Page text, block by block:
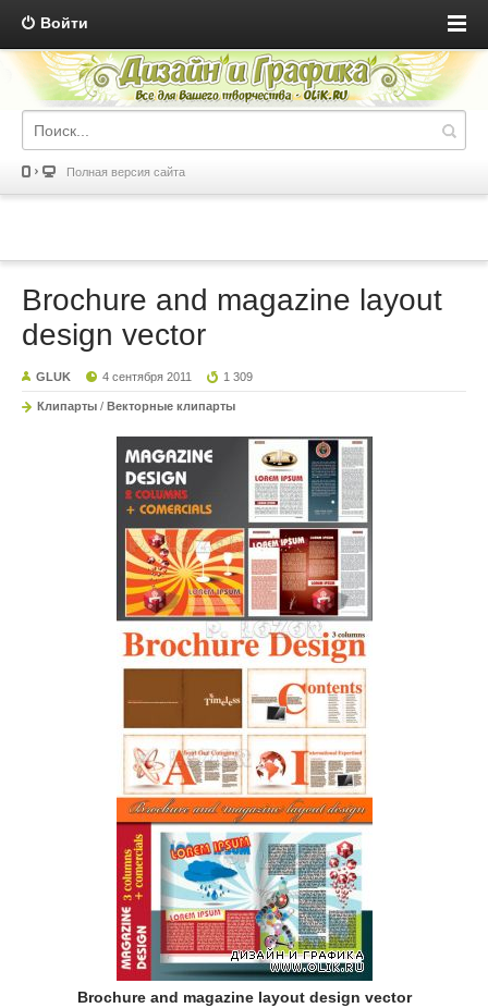
Войти
Полная версия сайта
Brochure and magazine layout
design vector
GLUK 4 сентября 2011 1 309
Клипарты / Векторные клипарты
Brochure and magazine layout design vector